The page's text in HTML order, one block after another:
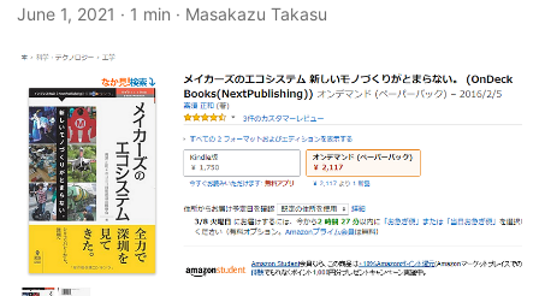
June 1, 2021 · 1 min · Masakazu Takasu